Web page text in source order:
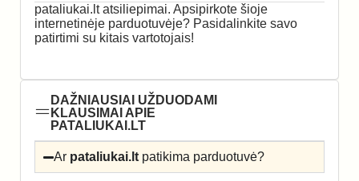
pataliukai.lt atsiliepimai. Apsipirkote šioje
internetinėje parduotuvėje? Pasidalinkite savo
patirtimi su kitais vartotojais!
DAŽNIAUSIAI UŽDUODAMI
KLAUSIMAI APIE
PATALIUKAI.LT
Ar pataliukai.lt patikima parduotuvė?